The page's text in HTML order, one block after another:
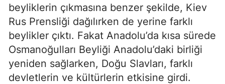
beyliklerin çıkmasına benzer şekilde, Kiev
Rus Prensliği dağılırken de yerine farklı
beylikler çıktı. Fakat Anadolu’da kısa sürede
Osmanoğulları Beyliği Anadolu’daki birliği
yeniden sağlarken, Doğu Slavları, farklı
devletlerin ve kültürlerin etkisine girdi.